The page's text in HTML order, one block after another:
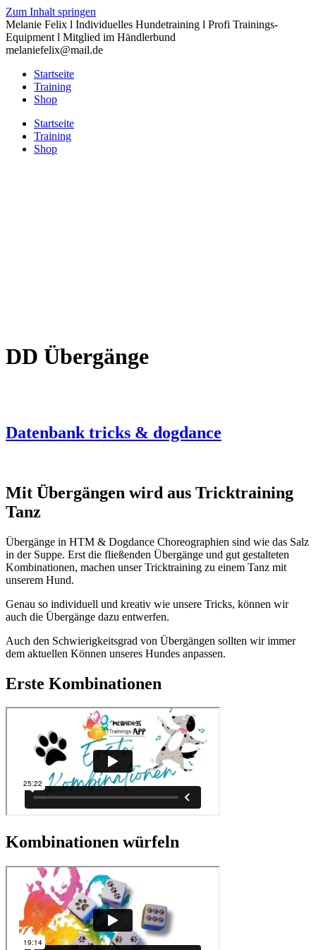
Zum Inhalt springen
Melanie Felix l Individuelles Hundetraining l Profi Trainings-
Equipment l Mitglied im Händlerbund
melaniefelix@mail.de
Startseite
Training
Shop
Startseite
Training
Shop
DD Übergänge
Datenbank tricks & dogdance
Mit Übergängen wird aus Tricktraining
Tanz
Übergänge in HTM & Dogdance Choreographien sind wie das Salz
in der Suppe. Erst die fließenden Übergänge und gut gestalteten
Kombinationen, machen unser Tricktraining zu einem Tanz mit
unserem Hund.
Genau so individuell und kreativ wie unsere Tricks, können wir
auch die Übergänge dazu entwerfen.
Auch den Schwierigkeitsgrad von Übergängen sollten wir immer
dem aktuellen Können unseres Hundes anpassen.
Erste Kombinationen
Kombinationen würfeln